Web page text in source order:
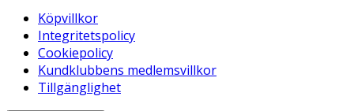
Köpvillkor
Integritetspolicy
Cookiepolicy
Kundklubbens medlemsvillkor
Tillgänglighet